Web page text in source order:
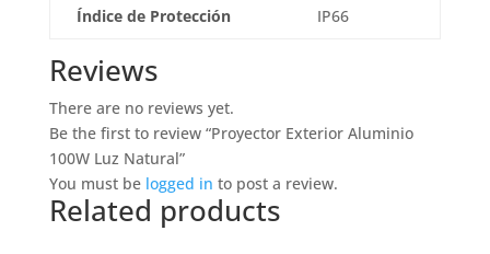
Índice de Protección IP66
Reviews
There are no reviews yet.
Be the first to review “Proyector Exterior Aluminio
100W Luz Natural”
You must be logged in to post a review.
Related products